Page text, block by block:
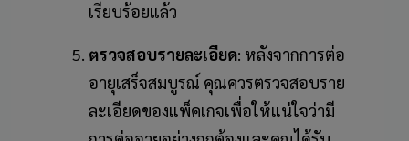
เรียบร้อยแล้ว
ตรวจสอบรายละเอียด: หลังจากการต่อ
อายุเสร็จสมบูรณ์ คุณควรตรวจสอบราย
ละเอียดของแพ็คเกจเพื่อให้แน่ใจว่ามี